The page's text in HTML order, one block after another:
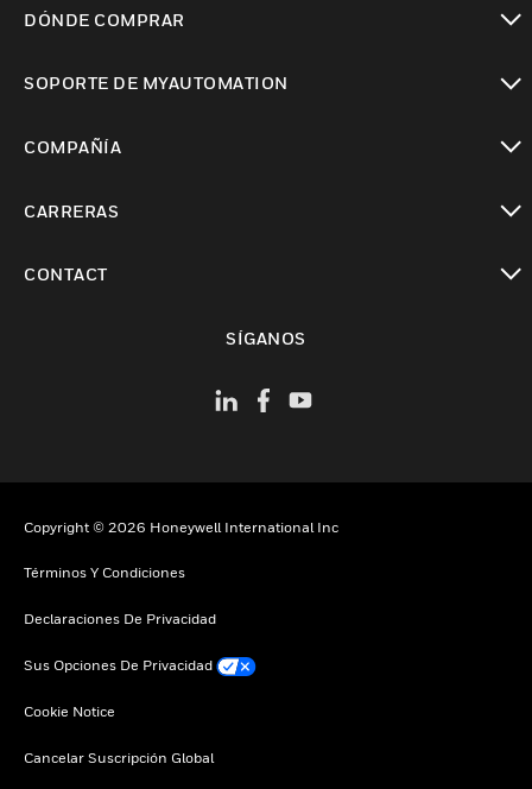
DÓNDE COMPRAR
SOPORTE DE MYAUTOMATION
COMPAÑÍA
CARRERAS
CONTACT
SÍGANOS
Copyright © 2026 Honeywell International Inc
Términos Y Condiciones
Declaraciones De Privacidad
Sus Opciones De Privacidad
Cookie Notice
Cancelar Suscripción Global